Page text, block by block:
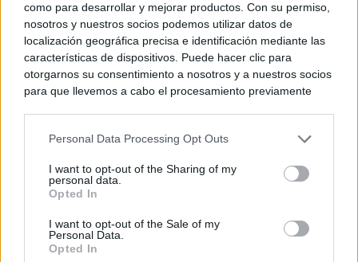
como para desarrollar y mejorar productos. Con su permiso,
nosotros y nuestros socios podemos utilizar datos de
localización geográfica precisa e identificación mediante las
características de dispositivos. Puede hacer clic para
otorgarnos su consentimiento a nosotros y a nuestros socios
para que llevemos a cabo el procesamiento previamente
negar su consentimiento. Tenga en cuenta que algún
de su consentimiento, pero usted tiene el derecho de
rechazar tal procesamiento. Sus preferencias se aplicarán
cualquier momento entrando de nuevo en este sitio web o
visitando nuestra política de privacidad.
Personal Data Processing Opt Outs
I want to opt-out of the Sharing of my
personal data.
Opted In
I want to opt-out of the Sale of my
Personal Data.
Opted In